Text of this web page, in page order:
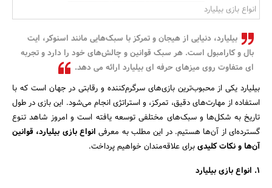
انواع بازی بیلیارد
بیلیارد، دنیایی از هیجان و تمرکز با سبک‌هایی مانند اسنوکر، ایت
بال و کارامبول است. هر سبک قوانین و چالش‌های خود را دارد و تجربه
ای متفاوت روی میزهای حرفه ای بیلیارد ارائه می دهد.
بیلیارد یکی از محبوب‌ترین بازی‌های سرگرم‌کننده و رقابتی در جهان است که با
استفاده از مهارت‌های دقیق، تمرکز، و استراتژی انجام می‌شود. این بازی در طول
تاریخ به شکل‌ها و سبک‌های مختلفی توسعه یافته است و امروز شاهد تنوع
گسترده‌ای از آن‌ها هستیم. در این مطلب به معرفیانواع بازی بیلیارد، قوانین
آن‌ها و نکات کلیدیبرای علاقه‌مندان خواهیم پرداخت.
۱. انواع بازی بیلیارد